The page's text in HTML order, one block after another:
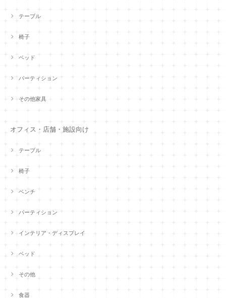
テーブル
椅子
ベッド
パーティション
その他家具
オフィス・店舗・施設向け
テーブル
椅子
ベンチ
パーティション
インテリア・ディスプレイ
ベッド
その他
食器